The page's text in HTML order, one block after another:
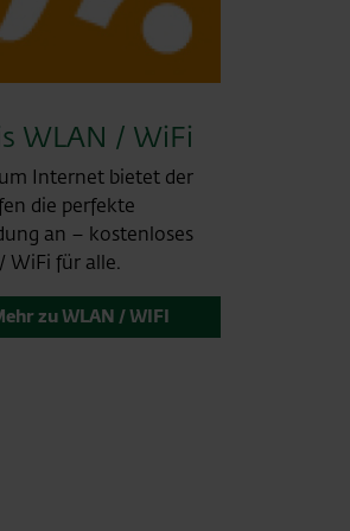
WLAN / WiFi
Internet bietet der
die perfekte
an – kostenloses
WiFi für alle.
zu WLAN / WIFI